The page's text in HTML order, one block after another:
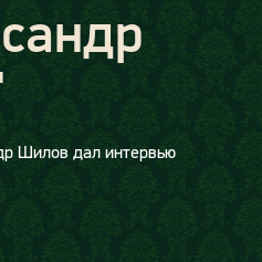
Шилов дал интервью